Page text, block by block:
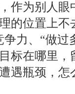
作为别人
的位置上不
争力、“做
标在哪里
遇瓶颈，怎